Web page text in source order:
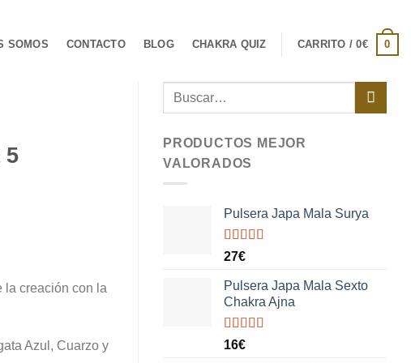
SOMOS CONTACTO BLOG CHAKRA QUIZ CARRITO /0€ 0
Buscar
PRODUCTOS MEJOR
VALORADOS
Pulsera Japa Mala Surya
Valorado
5
27€
Pulsera Japa Mala Sexto
Chakra Ajna
Valorado
16€
5
la creación con la
Azul, Cuarzo y